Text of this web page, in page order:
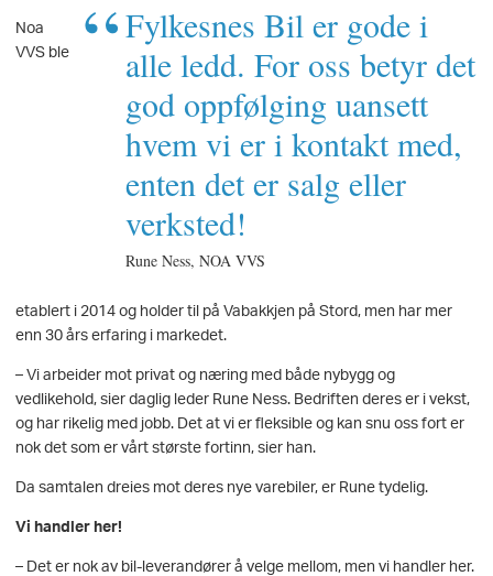
Fylkesnes Bil er gode i
alle ledd. For oss betyr det
god oppfølging uansett
hvem vi er i kontakt med,
enten det er salg eller
verksted!
Rune Ness, NOA VVS
Noa
VVS ble
etablert i 2014 og holder til på Vabakkjen på Stord, men har mer
enn 30 års erfaring i markedet.
– Vi arbeider mot privat og næring med både nybygg og
vedlikehold, sier daglig leder Rune Ness. Bedriften deres er i vekst,
og har rikelig med jobb. Det at vi er fleksible og kan snu oss fort er
nok det som er vårt største fortinn, sier han.
Da samtalen dreies mot deres nye varebiler, er Rune tydelig.
Vi handler her!
– Det er nok av bil-leverandører å velge mellom, men vi handler her.